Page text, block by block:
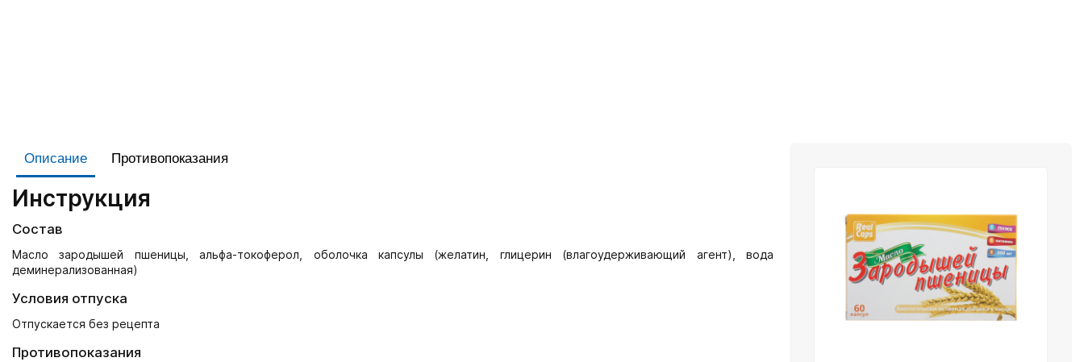
Описание Противопоказания
Инструкция
Состав
Масло зародышей пшеницы, альфа-токоферол, оболочка капсулы (желатин, глицерин (влагоудерживающий агент), вода
деминерализованная)
Условия отпуска
Отпускается без рецепта
Противопоказания